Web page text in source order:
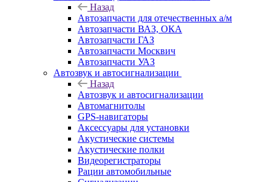
Назад
Автозапчасти для отечественных а/м
Автозапчасти ВАЗ, ОКА
Автозапчасти ГАЗ
Автозапчасти Москвич
Автозапчасти УАЗ
Автозвук и автосигнализации
Назад
Автозвук и автосигнализации
Автомагнитолы
GPS-навигаторы
Аксессуары для установки
Акустические системы
Акустические полки
Видеорегистраторы
Рации автомобильные